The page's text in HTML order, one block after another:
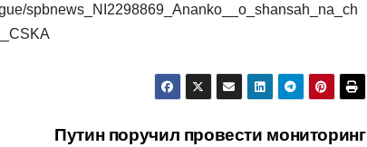
spbnews_NI2298869_Ananko__o_shansah_na_ch
Путин поручил провести мониторинг